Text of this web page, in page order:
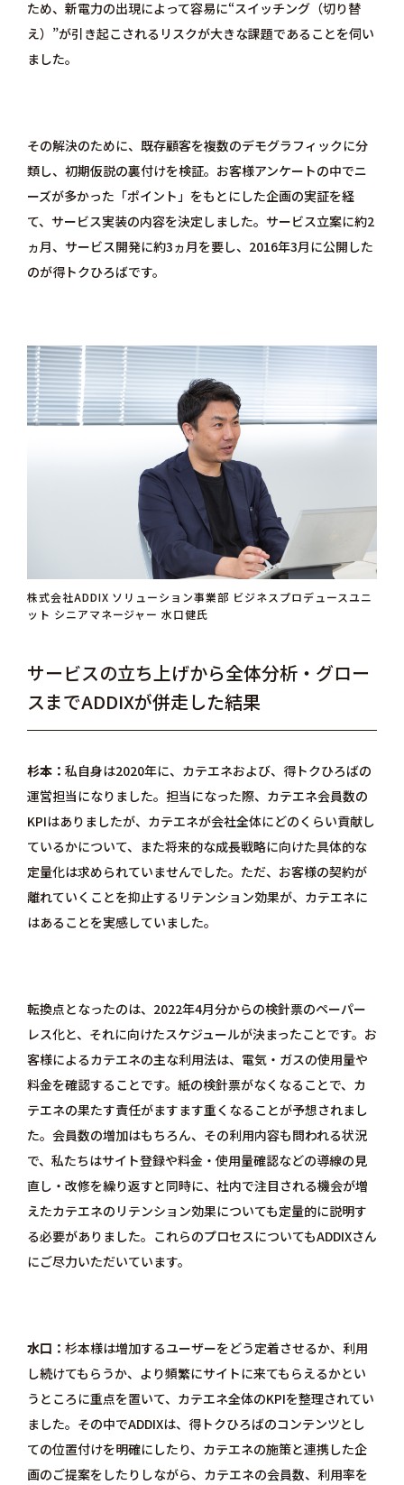
ため、新電力の出現によって容易に“スイッチング（切り替
え）”が引き起こされるリスクが大きな課題であることを伺い
ました。
その解決のために、既存顧客を複数のデモグラフィックに分
類し、初期仮説の裏付けを検証。お客様アンケートの中でニ
ーズが多かった「ポイント」をもとにした企画の実証を経
て、サービス実装の内容を決定しました。サービス立案に約2
ヵ月、サービス開発に約3ヵ月を要し、2016年3月に公開した
のが得トクひろばです。
株式会社ADDIX ソリューション事業部 ビジネスプロデュースユニ
ット シニアマネージャー 水口健氏
サービスの立ち上げから全体分析・グロー
スまでADDIXが併走した結果
杉本
私自身は2020年に、カテエネおよび、得トクひろばの
運営担当になりました。担当になった際、カテエネ会員数の
KPIはありましたが、カテエネが会社全体にどのくらい貢献し
ているかについて、また将来的な成長戦略に向けた具体的な
定量化は求められていませんでした。ただ、お客様の契約が
離れていくことを抑止するリテンション効果が、カテエネに
はあることを実感していました。
転換点となったのは、2022年4月分からの検針票のペーパー
レス化と、それに向けたスケジュールが決まったことです。お
客様によるカテエネの主な利用法は、電気・ガスの使用量や
料金を確認することです。紙の検針票がなくなることで、カ
テエネの果たす責任がますます重くなることが予想されまし
た。会員数の増加はもちろん、その利用内容も問われる状況
で、私たちはサイト登録や料金・使用量確認などの導線の見
直し・改修を繰り返すと同時に、社内で注目される機会が増
えたカテエネのリテンション効果についても定量的に説明す
る必要がありました。これらのプロセスについてもADDIXさん
にご尽力いただいています。
水口
杉本様は増加するユーザーをどう定着させるか、利用
し続けてもらうか、より頻繁にサイトに来てもらえるかとい
うところに重点を置いて、カテエネ全体のKPIを整理されてい
ました。その中でADDIXは、得トクひろばのコンテンツとし
ての位置付けを明確にしたり、カテエネの施策と連携した企
画のご提案をしたりしながら、カテエネの会員数、利用率を